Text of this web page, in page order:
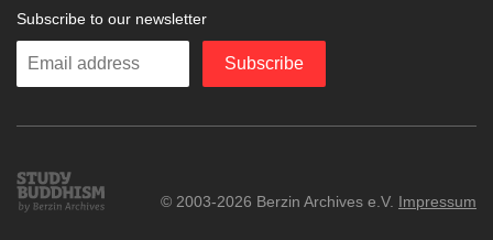
Subscribe to our newsletter
Enter
Subscribe
Study
Buddhism
© 2003-2026 Berzin Archives e.V. Impressum